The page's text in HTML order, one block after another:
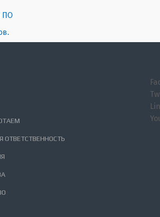
ПО
ОТВЕТСТВЕННОСТЬ